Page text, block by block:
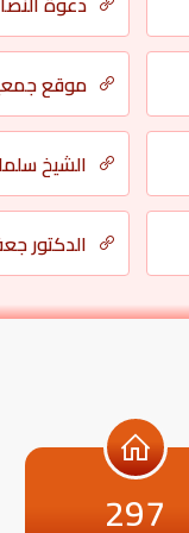
موقع
الشيخ
الدكتور
297